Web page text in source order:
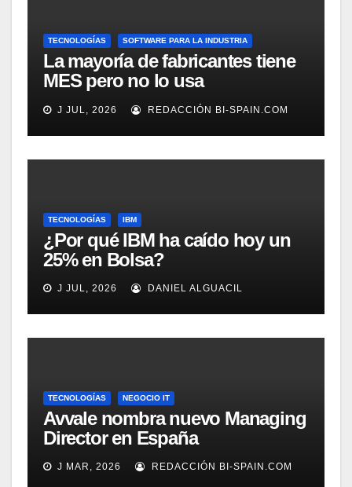
TECNOLOGÍAS SOFTWARE PARA LA INDUSTRIA
La mayoría de fabricantes tiene
MES pero no lo usa
adecuadamente, según
Rockwell Automation
J JUL, 2026 REDACCIÓN BI-SPAIN.COM
TECNOLOGÍAS IBM
¿Por qué IBM ha caído hoy un
25% en Bolsa?
J JUL, 2026 DANIEL ALGUACIL
TECNOLOGÍAS NEGOCIO IT
Avvale nombra nuevo Managing
Director en España
J MAR, 2026 REDACCIÓN BI-SPAIN.COM